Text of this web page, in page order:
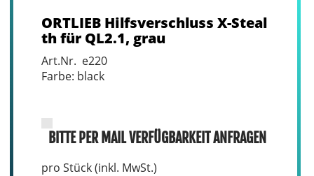
ORTLIEB Hilfsverschluss X-Steal
th für QL2.1, grau
Art.Nr. e220
Farbe: black
BITTE PER MAIL VERFÜGBARKEIT ANFRAGEN
pro Stück (inkl. MwSt.)